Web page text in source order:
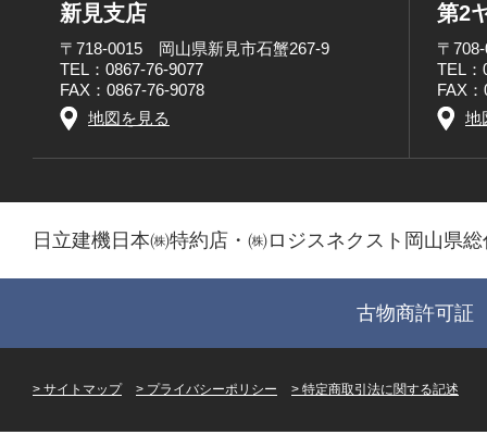
新見支店
〒718-0015 岡山県新見市石蟹267-9
TEL：0867-76-9077
FAX：0867-76-9078
地図を見る
第2
〒
TEL：
FAX
地
日立建機日本㈱特約店・㈱ロジスネクスト岡山県
古物商許可
サイトマップ プライバシーポリシー 特定商取引法に関する記述